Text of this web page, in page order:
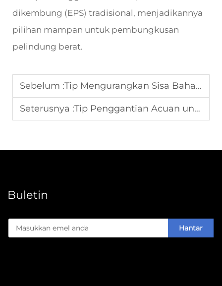
dikembung (EPS) tradisional, menjadikannya
pilihan mampan untuk pembungkusan
pelindung berat.
Sebelum :Tip Mengurangkan Sisa Bahan untuk Mesin Pembuat Gelas Kertas
Seterusnya :Tip Penggantian Acuan untuk Mesin Pembentuk Dulang Kertas
Buletin
Hantar